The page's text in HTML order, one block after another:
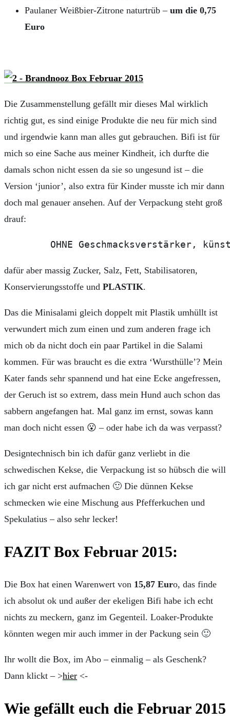
Paulaner Weißbier-Zitrone naturtrüb – um die 0,75
Euro
Die Zusammenstellung gefällt mir dieses Mal wirklich
richtig gut, es sind einige Produkte die neu für mich sind
und irgendwie kann man alles gut gebrauchen. Bifi ist für
mich so eine Sache aus meiner Kindheit, ich durfte die
damals schon nicht essen da sie so ungesund ist – die
Version ‘junior’, also extra für Kinder musste ich mir dann
doch mal genauer ansehen. Auf der Verpackung steht groß
drauf:
OHNE Geschmacksverstärker,
dafür aber massig Zucker, Salz, Fett, Stabilisatoren,
Konservierungsstoffe und PLASTIK.
Das die Minisalami gleich doppelt mit Plastik umhüllt ist
verwundert mich zum einen und zum anderen frage ich
mich ob da nicht doch ein paar Partikel in die Salami
kommen. Für was braucht es die extra ‘Wursthülle’? Mein
Kater fands sehr spannend und hat eine Ecke angefressen,
der Geruch ist so extrem, dass mein Hund auch schon das
sabbern angefangen hat. Mal ganz im ernst, sowas kann
man doch nicht essen 😮 – oder habe ich da was verpasst?
Designtechnisch bin ich dafür ganz verliebt in die
schwedischen Kekse, die Verpackung ist so hübsch die will
ich gar nicht erst aufmachen 🙂 Die dünnen Kekse
schmecken wie eine Mischung aus Pfefferkuchen und
Spekulatius – also sehr lecker!
FAZIT Box Februar 2015:
Die Box hat einen Warenwert von 15,87 Euro, das finde
ich absolut ok und außer der ekeligen Bifi habe ich echt
nichts zu meckern, ganz im Gegenteil. Loaker-Produkte
könnten wegen mir auch immer in der Packung sein 🙂
Ihr wollt die Box, im Abo – einmalig – als Geschenk?
Dann klickt – >hier <-
Wie gefällt euch die Februar 2015